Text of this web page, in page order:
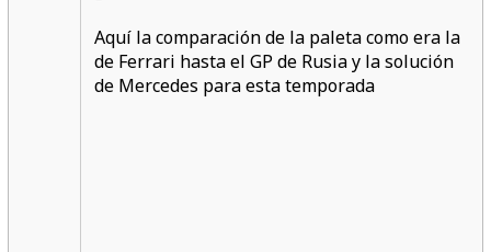
Aquí la comparación de la paleta como era la
de Ferrari hasta el GP de Rusia y la solución
de Mercedes para esta temporada